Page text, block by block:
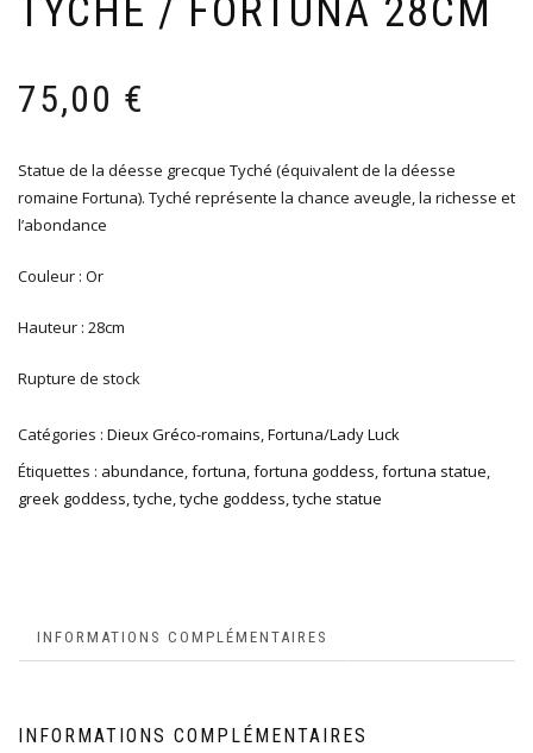
TYCHÉ / FORTUNA 28CM
75,00 €
Statue de la déesse grecque Tyché (équivalent de la déesse
romaine Fortuna). Tyché représente la chance aveugle, la richesse et
l’abondance
Couleur : Or
Hauteur : 28cm
Rupture de stock
Catégories : Dieux Gréco-romains,Fortuna/Lady Luck
Étiquettes : abundance,fortuna,fortuna goddess,fortuna statue,
greek goddess,tyche,tyche goddess,tyche statue
INFORMATIONS COMPLÉMENTAIRES
INFORMATIONS COMPLÉMENTAIRES